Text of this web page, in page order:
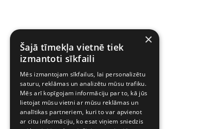
×
Šajā tīmekļa vietnē tiek
izmantoti sīkfaili
Mēs izmantojam sīkfailus, lai personalizētu
saturu, reklāmas un analizētu mūsu trafiku.
Mēs arī kopīgojam informāciju par to, kā jūs
lietojat mūsu vietni ar mūsu reklāmas un
analītikas partneriem, kuri to var apvienot
ar citu informāciju, ko esat viņiem sniedzis